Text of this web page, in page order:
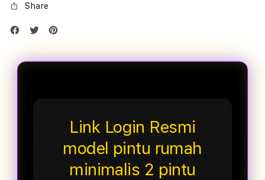
Share
Link Login Resmi
model pintu rumah
minimalis 2 pintu